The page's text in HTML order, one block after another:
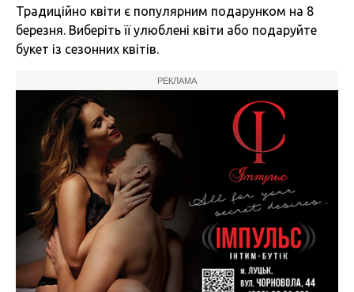
Традиційно квіти є популярним подарунком на 8
березня. Виберіть її улюблені квіти або подаруйте
букет із сезонних квітів.
РЕКЛАМА